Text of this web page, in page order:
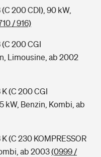
200 CDI), 90 kW,
/ 916)
200 CGI
Limousine, ab 2002
(C 200 CGI
kW, Benzin, Kombi, ab
(C 230 KOMPRESSOR
ab 2003(0999 /